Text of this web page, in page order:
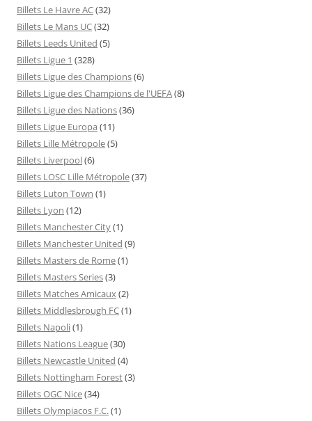
Billets Le Havre AC(32)
Billets Le Mans UC(32)
Billets Leeds United (5)
Billets Ligue 1 (328)
Billets Ligue des Champions(6)
Billets Ligue des Champions de l'UEFA(8)
Billets Ligue des Nations(36)
Billets Ligue Europa (11)
Billets Lille Métropole(5)
Billets Liverpool(6)
Billets LOSC Lille Métropole(37)
Billets Luton Town (1)
Billets Lyon (12)
Billets Manchester City(1)
Billets Manchester United (9)
Billets Masters de Rome(1)
Billets Masters Series(3)
Billets Matches Amicaux(2)
Billets Middlesbrough FC(1)
Billets Napoli(1)
Billets Nations League(30)
Billets Newcastle United (4)
Billets Nottingham Forest(3)
Billets OGC Nice(34)
Billets Olympiacos F.C.(1)